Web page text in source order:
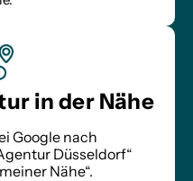
in der Nähe
Google nach
Düsseldorf“
Nähe“.